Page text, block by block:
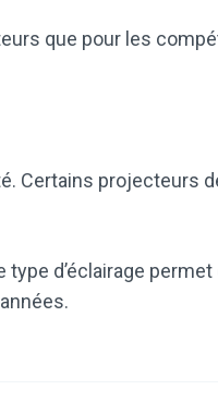
que pour les
Certains projecteurs
type d’éclairage